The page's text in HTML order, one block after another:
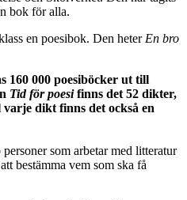
bok för alla.
en poesibok. Den heter En bro
160 000 poesiböcker ut till
Tid för poesifinns det 52 dikter,
dikt finns det också en
som arbetar med litteratur
bestämma vem som ska få